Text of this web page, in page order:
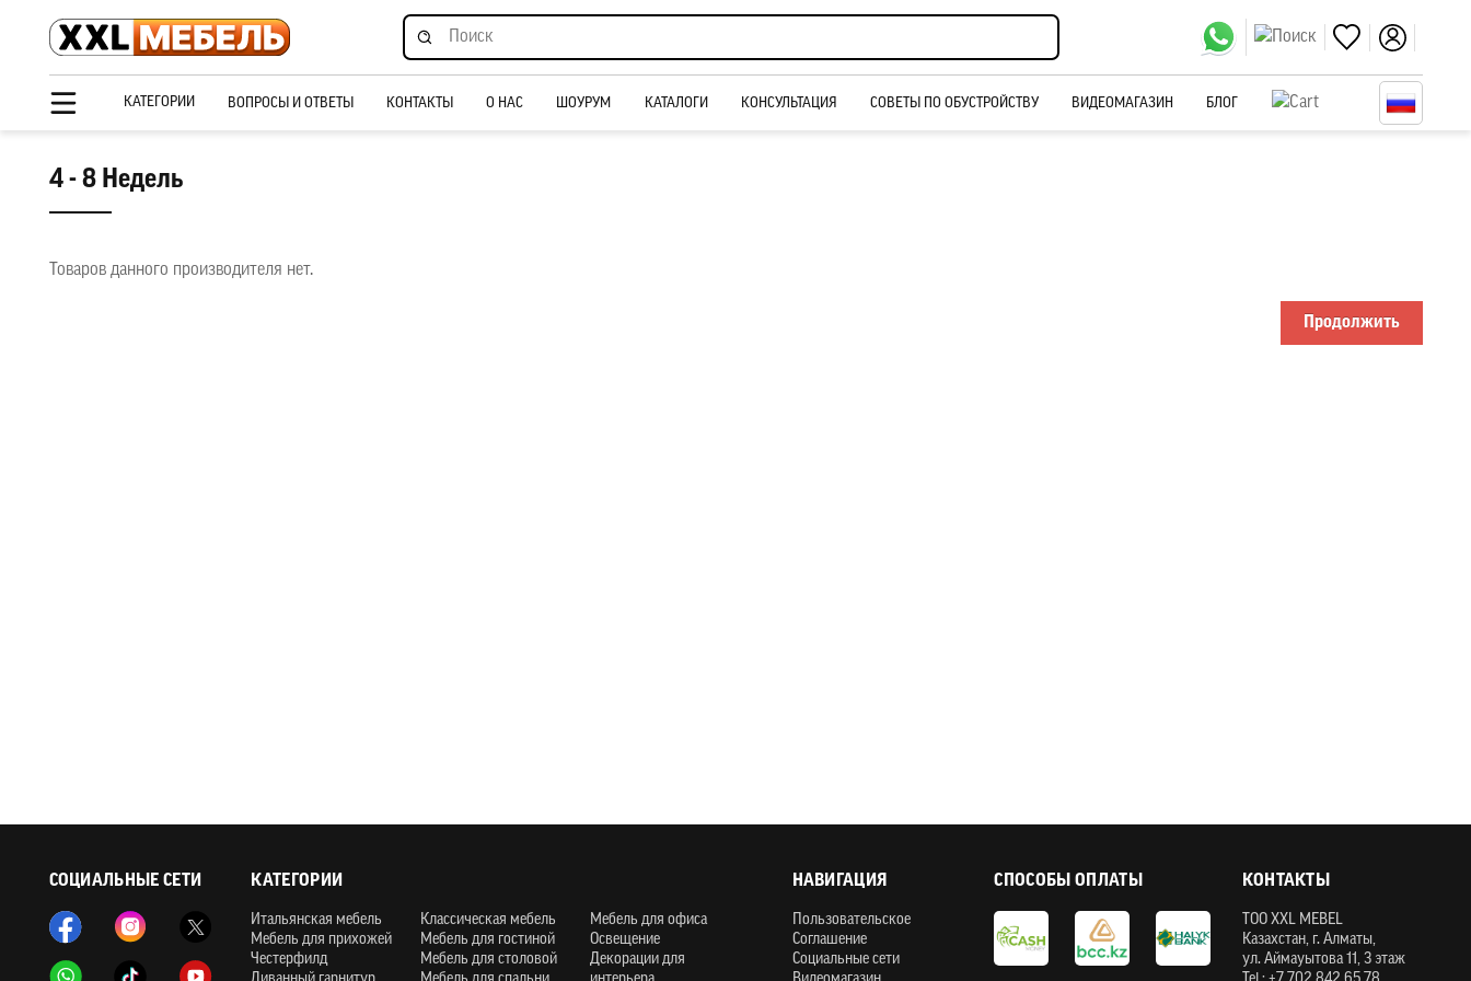
КАТЕГОРИИ ВОПРОСЫ И ОТВЕТЫ КОНТАКТЫ О НАС ШОУРУМ КАТАЛОГИ КОНСУЛЬТАЦИЯ СОВЕТЫ ПО ОБУСТРОЙСТВУ ВИДЕОМАГАЗИН БЛОГ
4 - 8 Недель
Товаров данного производителя нет.
Продолжить
СОЦИАЛЬНЫЕ СЕТИ КАТЕГОРИИ
Итальянская мебель
Мебель для прихожей
Честерфилд
Классическая мебель
Мебель для гостиной
Мебель для столовой
Мебель для офиса
Освещение
Декорации для
НАВИГАЦИЯ
Пользовательское
Соглашение
Социальные сети
СПОСОБЫ ОПЛАТЫ КОНТАКТЫ
ТOO XXL MEBEL
Казахстан, г. Алматы,
ул. Аймауытова 11, 3 этаж